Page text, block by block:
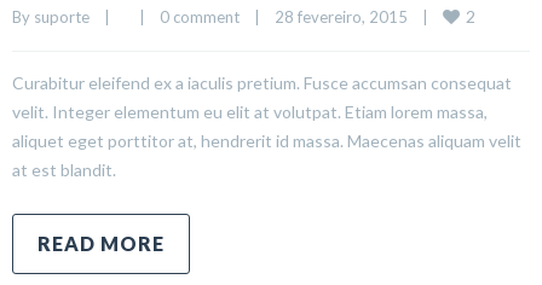
By suporte 0 comment 28 fevereiro, 2015 2
Curabitur eleifend ex a iaculis pretium. Fusce accumsan consequat
velit. Integer elementum eu elit at volutpat. Etiam lorem massa,
aliquet eget porttitor at, hendrerit id massa. Maecenas aliquam velit
at est blandit.
READ MORE